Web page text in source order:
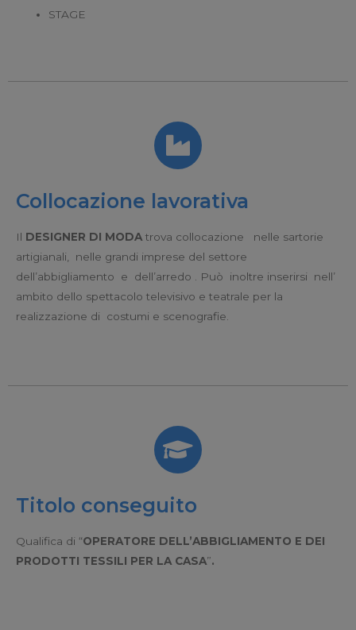
STAGE
Collocazione lavorativa
Il DESIGNER DI MODA trova collocazione nelle sartorie
artigianali, nelle grandi imprese del settore
dell’abbigliamento e dell’arredo . Può inoltre inserirsi nell’
ambito dello spettacolo televisivo e teatrale per la
realizzazione di costumi e scenografie.
Titolo conseguito
Qualifica di “OPERATORE DELL’ABBIGLIAMENTO E DEI
PRODOTTI TESSILI PER LA CASA”.